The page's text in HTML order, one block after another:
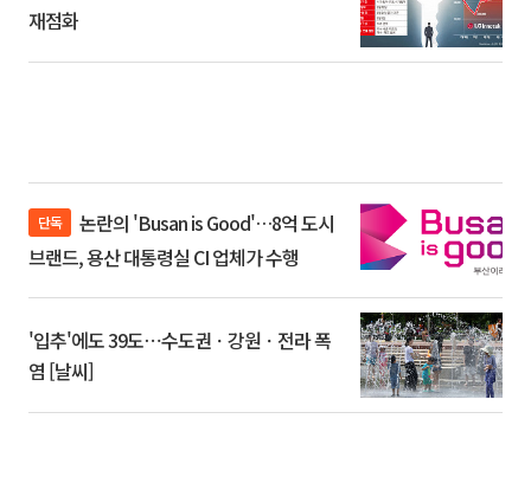
재점화
단독
브랜드, 용산 대통령실 CI 업체가 수행
'입추'에도 39도⋯수도권ㆍ강원ㆍ전라 폭
염 [날씨]